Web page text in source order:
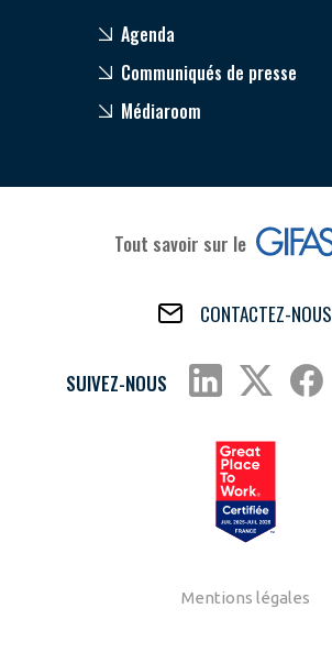
Agenda
Communiqués de presse
Médiaroom
Tout savoir sur le
CONTACTEZ-NOUS
SUIVEZ-NOUS
Mentions légales